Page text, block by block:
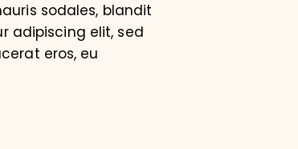
sodales, blandit
adipiscing elit, sed
eros, eu